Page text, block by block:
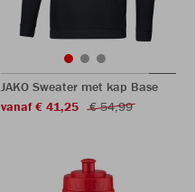
JAKO Sweater met kap Base
vanaf € 41,25
€ 54,99